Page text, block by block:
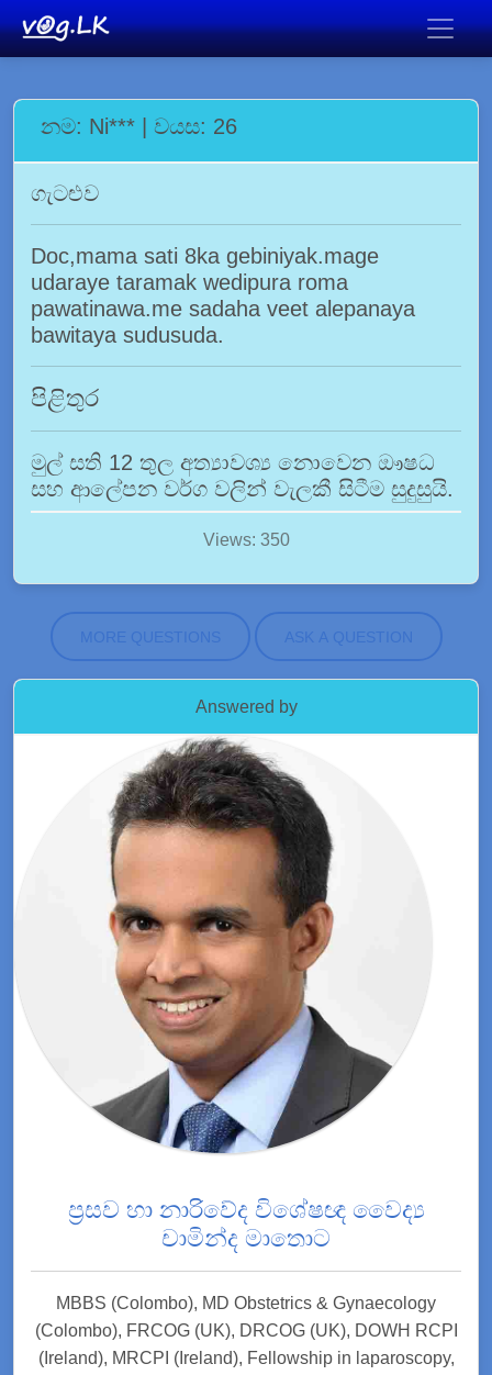
නම: Ni*** | වයස: 26
ගැටළුව
Doc,mama sati 8ka gebiniyak.mage
udaraye taramak wedipura roma
pawatinawa.me sadaha veet alepanaya
bawitaya sudusuda.
පිළිතුර
මුල් සති 12 තුල අත්‍යාවශ්‍ය නොවෙන ඖෂධ
සහ ආලේපන වර්ග වලින් වැලකී සිටීම සුදුසුයි.
Views: 350
MORE QUESTIONS ASK A QUESTION
Answered by
ප්‍රසව හා නාරිවේද විශේෂඥ වෛද්‍ය
චාමින්ද මාතොට
MBBS (Colombo), MD Obstetrics & Gynaecology
(Colombo), FRCOG (UK), DRCOG (UK), DOWH RCPI
(Ireland), MRCPI (Ireland), Fellowship in laparoscopy,